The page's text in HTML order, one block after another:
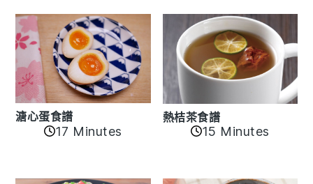
溏心蛋食譜
17 Minutes
熱桔茶食譜
15 Minutes